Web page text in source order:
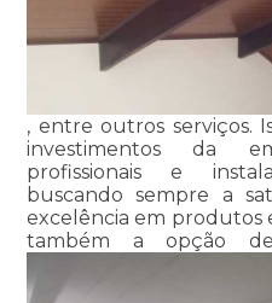
, entre outros serviços.
investimentos da
profissionais e
buscando sempre a
excelência em produtos
também a opção